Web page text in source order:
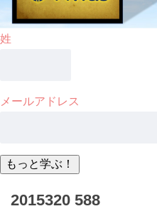
姓
メールアドレス
2015320 588